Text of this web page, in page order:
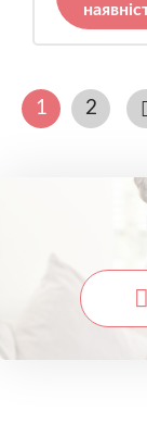
1 2